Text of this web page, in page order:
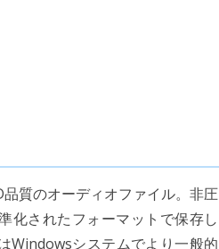
質のオーディオファイル。非圧
化されたフォーマットで保存し
Windowsシステムでより一般的